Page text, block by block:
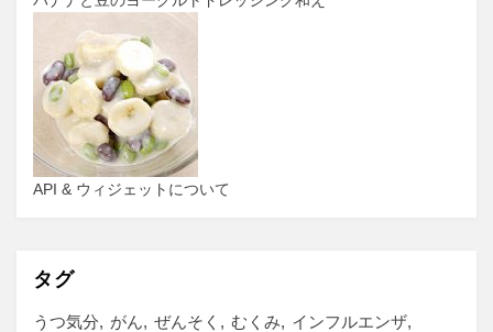
API & ウィジェットについて
タグ
うつ気分 がん ぜんそく むくみ
インフルエンザ